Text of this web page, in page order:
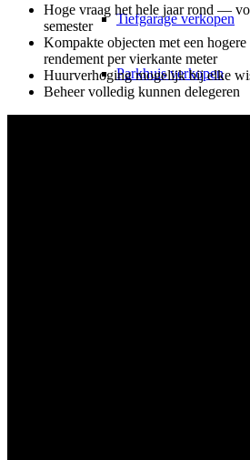
Tiefgarage verkopen
Parkhuis verkopen
Hoge vraag het hele jaar rond —
semester
Kompakte objecten met een
rendement per vierkante meter
Huurverhoging mogelijk bij elke
Beheer volledig kunnen delegeren